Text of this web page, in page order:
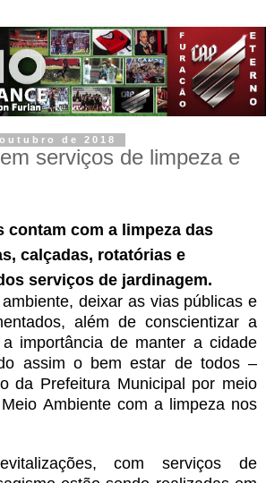
de 2018
serviços de limpeza e
contam com a limpeza das
calçadas, rotatórias e
serviços de jardinagem.
deixar as vias públicas e
além de conscientizar a
importância de manter a cidade
assim o bem estar de todos –
da Prefeitura Municipal por meio
Ambiente com a limpeza nos
com serviços de